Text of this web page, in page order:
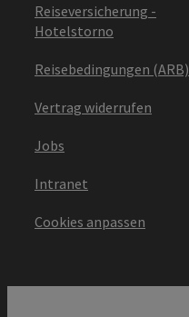
Reiseversicherung -
Hotelstorno
Reisebedingungen (ARB)
Vertrag widerrufen
Jobs
Intranet
Cookies anpassen